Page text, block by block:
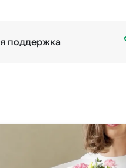
поддержка